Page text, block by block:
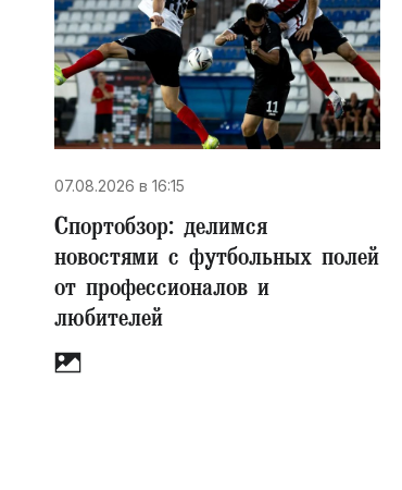
07.08.2026 в 16:15
Спортобзор: делимся
новостями с футбольных полей
от профессионалов и
любителей